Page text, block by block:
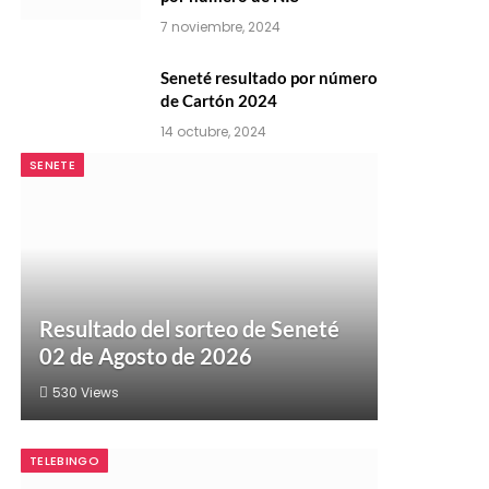
7 noviembre, 2024
Seneté resultado por número
de Cartón 2024
14 octubre, 2024
SENETE
Resultado del sorteo de Seneté
02 de Agosto de 2026
530 Views
TELEBINGO